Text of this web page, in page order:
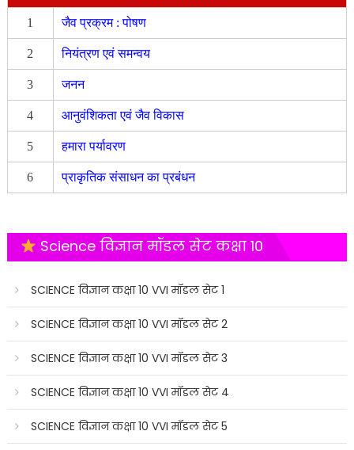
1 जैव प्रक्रम : पोषण
2 नियंत्रण एवं समन्वय
3 जनन
4 आनुवंशिकता एवं जैव विकास
5 हमारा पर्यावरण
6 प्राकृतिक संसाधन का प्रबंधन
Science विज्ञान मॉडल सेट कक्षा 10
SCIENCE विज्ञान कक्षा 10 VVI मॉडल सेट 1
SCIENCE विज्ञान कक्षा 10 VVI मॉडल सेट 2
SCIENCE विज्ञान कक्षा 10 VVI मॉडल सेट 3
SCIENCE विज्ञान कक्षा 10 VVI मॉडल सेट 4
SCIENCE विज्ञान कक्षा 10 VVI मॉडल सेट 5